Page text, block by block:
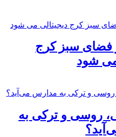
فضای سبز کرج
می شود
روسی و ترکی به